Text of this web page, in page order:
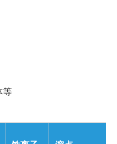
等